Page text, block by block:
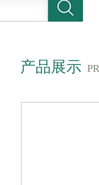
产品展示